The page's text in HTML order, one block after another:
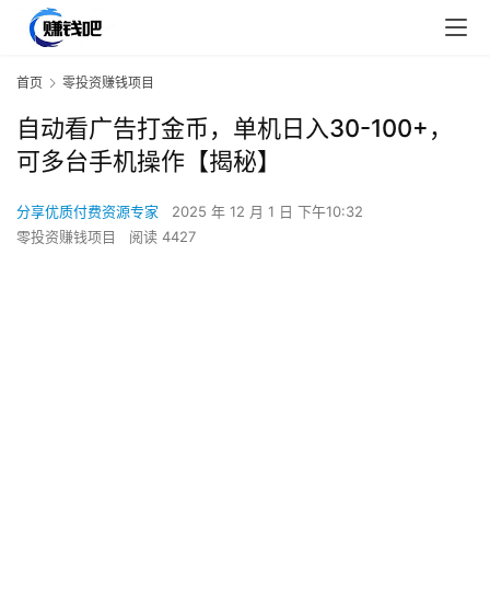
首页 零投资赚钱项目
自动看广告打金币，单机日入30-100+，
可多台手机操作【揭秘】
分享优质付费资源专家
2025 年 12 月 1 日 下午10:32
零投资赚钱项目
阅读 4427